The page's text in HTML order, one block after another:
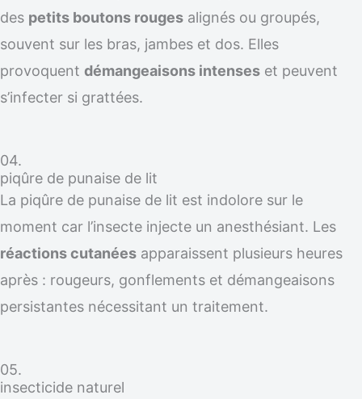
des petits boutons rouges alignés ou groupés,
souvent sur les bras, jambes et dos. Elles
provoquent démangeaisons intenses et peuvent
s’infecter si grattées.
04.
piqûre de punaise de lit
La piqûre de punaise de lit est indolore sur le
moment car l’insecte injecte un anesthésiant. Les
réactions cutanées apparaissent plusieurs heures
après : rougeurs, gonflements et démangeaisons
persistantes nécessitant un traitement.
05.
insecticide naturel